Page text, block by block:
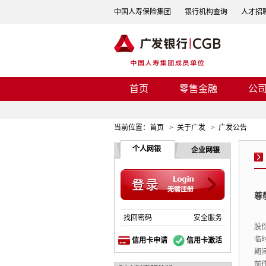
中国人寿保险集团 银行机构查询 人才招
首页 零售金融 公
当前位置： 首页 > 关于广发 > 广发公告
个人网银 企业网银
找回密码 安全服务
信用卡申请 信用卡激活
尊
股
临
期